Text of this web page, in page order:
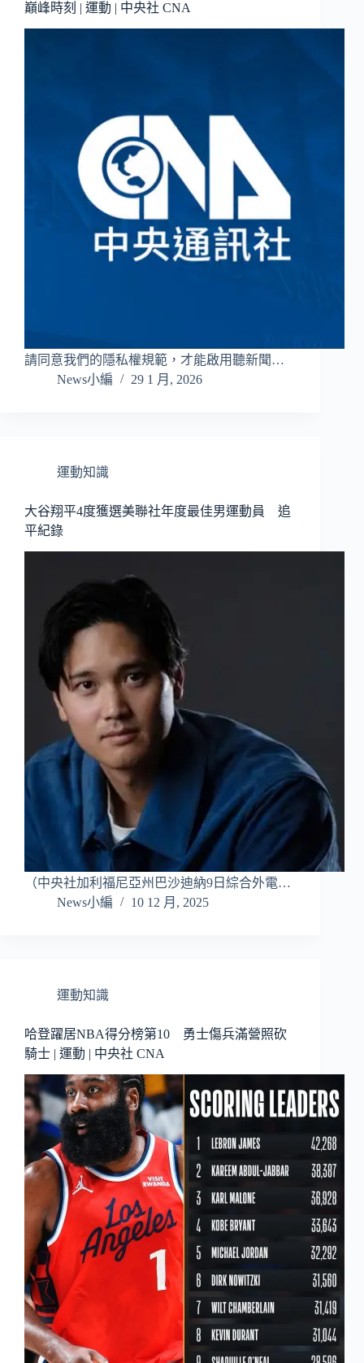
巔峰時刻 | 運動 | 中央社 CNA
請同意我們的隱私權規範，才能啟用聽新聞…
News小編
29 1 月, 2026
運動知識
大谷翔平4度獲選美聯社年度最佳男運動員 追
平紀錄
（中央社加利福尼亞州巴沙迪納9日綜合外電…
News小編
10 12 月, 2025
運動知識
哈登躍居NBA得分榜第10 勇士傷兵滿營照砍
騎士 | 運動 | 中央社 CNA